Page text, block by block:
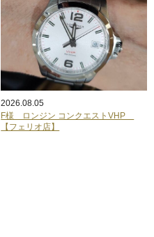
2026.08.05
F様 ロンジン コンクエストVHP
【フェリオ店】